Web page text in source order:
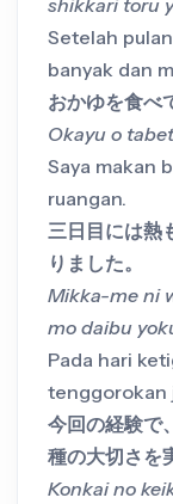
Setelah
banyak dan
おかゆを食べ
Okayu o
Saya makan
ruangan.
三日目には熱
りました。
Mikka-me ni
mo daibu
Pada hari
tenggorokan
今回の経験で
種の大切さを
Konkai no